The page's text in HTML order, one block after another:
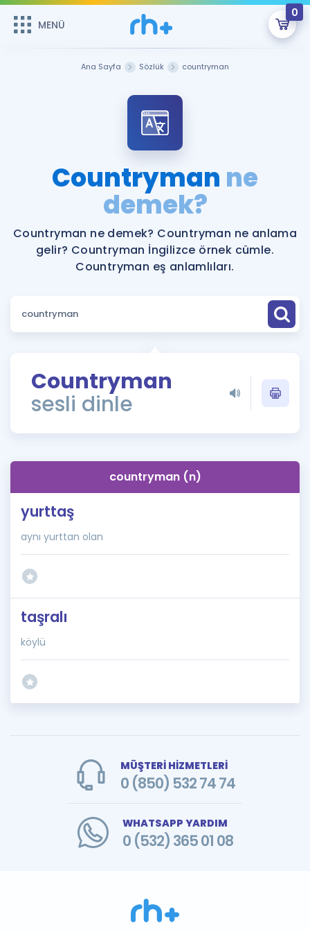
MENÜ
0
Şifremi Hatırlamıyorum
Sepetin Şu An Boş.
Remzi Hoca ile seni sınava hazırlayacak onlarca eğitim seni
bekliyor!
MENÜ
Katılımcı Görüşleri
Faydalı Araçlar
Ücretsiz Kaynaklar
Puan Hesaplama
ÖSYM Sınav Takvimi
Kampanyalar
İngilizce Gramer
İngilizce Gramer
Ana Sayfa Sözlük countryman
Countryman ne
demek?
Countryman ne demek? Countryman ne anlama
gelir? Countryman İngilizce örnek cümle.
Countryman eş anlamlıları.
Countryman
sesli dinle
countryman (n)
yurttaş
aynı yurttan olan
taşralı
köylü
MÜŞTERİ HİZMETLERİ
0 (850) 532 74 74
WHATSAPP YARDIM
0 (532) 365 01 08